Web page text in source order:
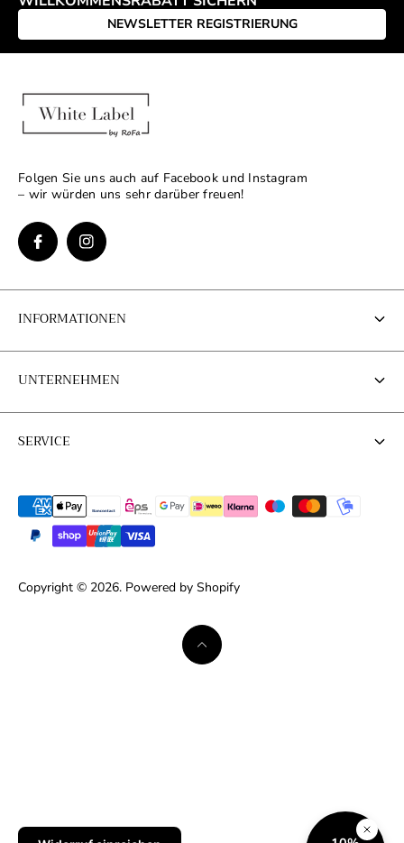
NEWSLETTER REGISTRIERUNG
Folgen Sie uns auch auf Facebook und Instagram
– wir würden uns sehr darüber freuen!
INFORMATIONEN
AGB
UNTERNEHMEN
Frühjahr | Sommer 2026
SERVICE
Newsletter
FAQ
Widerrufsrecht
Copyright © 2026. Powered by Shopify